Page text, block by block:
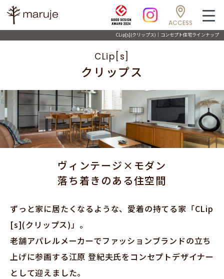
ACCESS
CLip[s](クリップス)｜コンセプト住宅ラインナップ
CLip[s]
クリップス
ヴィンテージ×モダン
落ち着きのある住空間
ずっと家に居たくなるような、愛着の持てる家「CLip
[s](クリップス)」。
老舗アパレルメーカーでファッションブランドの立ち
上げに参画する江原 登紀夫氏をコンセプトデザイナー
として迎えました。